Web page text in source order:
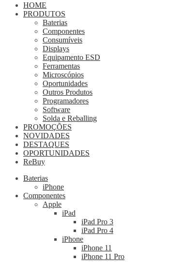
HOME
PRODUTOS
Baterias
Componentes
Consumíveis
Displays
Equipamento ESD
Ferramentas
Microscópios
Oportunidades
Outros Produtos
Programadores
Software
Solda e Reballing
PROMOÇÕES
NOVIDADES
DESTAQUES
OPORTUNIDADES
ReBuy
Baterias
iPhone
Componentes
Apple
iPad
iPad Pro 3
iPad Pro 4
iPhone
iPhone 11
iPhone 11 Pro